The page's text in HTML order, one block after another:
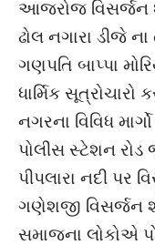
આજરોજ વિસર્જન
ઢોલ નગારા ડીજે
ગણપતિ બાપ્પા
ધાર્મિક
નગરના વિવિધ
પોલીસ સ્ટેશન
પીપલારા નદી પર
ગણેશજી વિસર્જન
સમાજના લોકોએ